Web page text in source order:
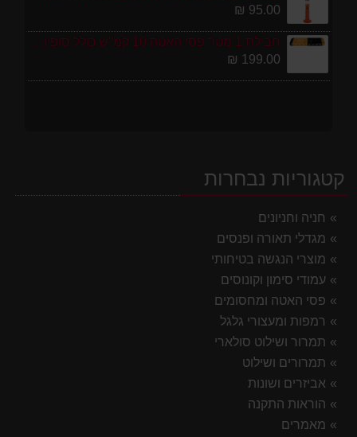
95.00 ₪
חבילת 1 מטר פסי האטה 10 קמ''ש כולל סופיות מפלסטיק
199.00 ₪
קטגוריות נבחרות
חניה וחניונים
מגדלי תאורה ופנסים
מוצרי הנגשה בטיחותי
עמודי סימון וקונוסים
פסי האטה ומחסומים
רמפות ומעצורי גלגל
תמרור ושילוט סולארי
תמרורים ושילוט
אביזרים ושונות
הוראות התקנה
מאמרים